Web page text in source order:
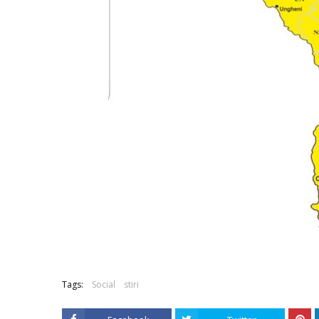
Tags: Social stiri